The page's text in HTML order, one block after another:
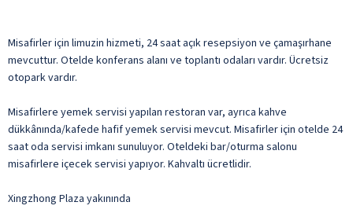
Misafirler için limuzin hizmeti, 24 saat açık resepsiyon ve çamaşırhane
mevcuttur. Otelde konferans alanı ve toplantı odaları vardır. Ücretsiz
otopark vardır.
Misafirlere yemek servisi yapılan restoran var, ayrıca kahve
dükkânında/kafede hafif yemek servisi mevcut. Misafirler için otelde 24
saat oda servisi imkanı sunuluyor. Oteldeki bar/oturma salonu
misafirlere içecek servisi yapıyor. Kahvaltı ücretlidir.
Xingzhong Plaza yakınında